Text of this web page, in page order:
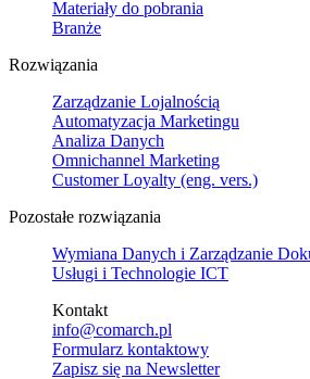
Materiały do pobrania
Branże
Rozwiązania
Zarządzanie Lojalnością
Automatyzacja Marketingu
Analiza Danych
Omnichannel Marketing
Customer Loyalty (eng. vers.)
Pozostałe rozwiązania
Wymiana Danych i Zarządzanie
Usługi i Technologie ICT
Kontakt
info@comarch.pl
Formularz kontaktowy
Zapisz się na Newsletter